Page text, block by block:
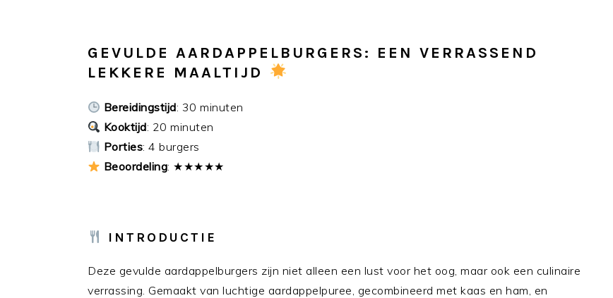
GEVULDE AARDAPPELBURGERS: EEN VERRASSEND
LEKKERE MAALTIJD
Bereidingstijd: 30 minuten
Kooktijd: 20 minuten
Porties: 4 burgers
Beoordeling: ★★★★★
INTRODUCTIE
Deze gevulde aardappelburgers zijn niet alleen een lust voor het oog, maar ook een culinaire
verrassing. Gemaakt van luchtige aardappelpuree, gecombineerd met kaas en ham, en